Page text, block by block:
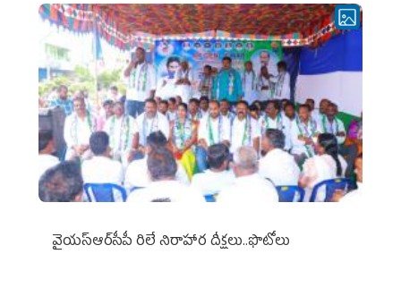
వైయ‌స్ఆర్‌సీపీ రిలే నిరాహార దీక్షలు..ఫొటోలు